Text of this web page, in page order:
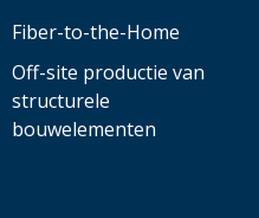
Fiber-to-the-Home
Off-site productie van
structurele
bouwelementen